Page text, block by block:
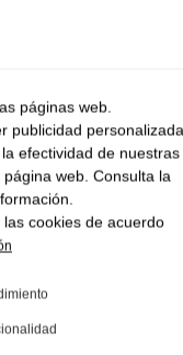
páginas web.
publicidad personalizada
efectividad de nuestras
web. Consulta la
cookies de acuerdo